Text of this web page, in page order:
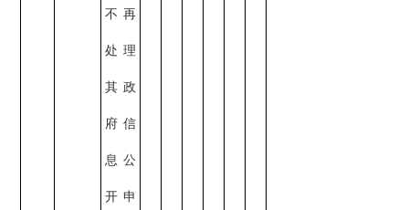
不再
处理
其政
府信
息公
开申